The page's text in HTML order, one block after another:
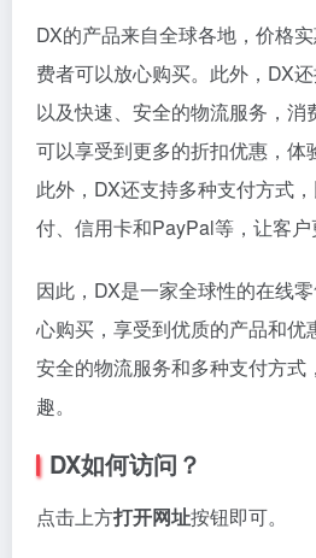
DX的产品来自全球各地，价格
费者可以放心购买。此外，DX
以及快速、安全的物流服务，
可以享受到更多的折扣优惠，体
此外，DX还支持多种支付方式
付、信用卡和PayPal等，让客户
因此，DX是一家全球性的在线
心购买，享受到优质的产品和优
安全的物流服务和多种支付方式
趣。
DX如何访问？
点击上方打开网址按钮即可。